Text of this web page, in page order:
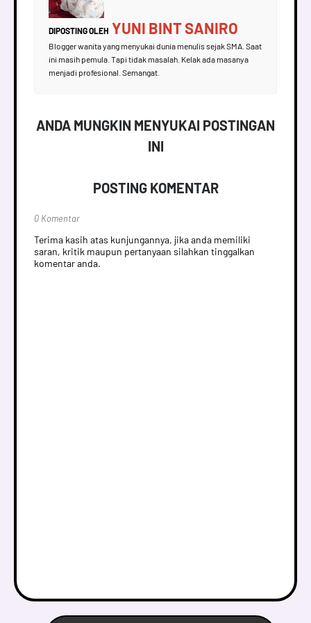
DIPOSTING OLEH YUNI BINT SANIRO
Blogger wanita yang menyukai dunia menulis sejak SMA. Saat
ini masih pemula. Tapi tidak masalah. Kelak ada masanya
menjadi profesional. Semangat.
ANDA MUNGKIN MENYUKAI POSTINGAN
INI
POSTING KOMENTAR
0 Komentar
Terima kasih atas kunjungannya, jika anda memiliki
saran, kritik maupun pertanyaan silahkan tinggalkan
komentar anda.